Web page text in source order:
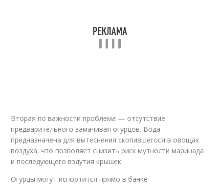
Вторая по важности проблема — отсутствие
предварительного замачивая огурцов. Вода
предназначена для вытеснения скопившегося в овощах
воздуха, что позволяет снизить риск мутности маринада
и последующего вздутия крышек.
Огурцы могут испортится прямо в банке